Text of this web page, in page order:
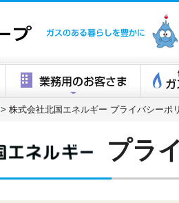
高岡ガスグ
> 株式会社北国エネルギー プライバシーポ
プラ